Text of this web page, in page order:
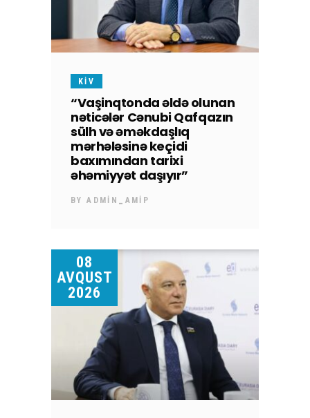
KİV
“Vaşinqtonda əldə olunan
nəticələr Cənubi Qafqazın
sülh və əməkdaşlıq
mərhələsinə keçidi
baxımından tarixi
əhəmiyyət daşıyır”
BYADMIN_AMIP
08
AVQUST
2026